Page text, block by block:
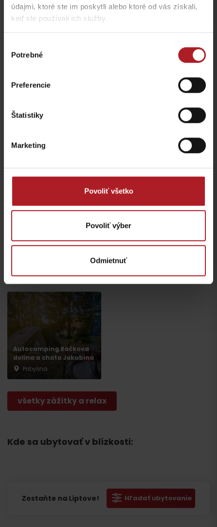
údajmi, ktoré ste im poskytli alebo ktoré od vás získali,
keď ste používali ich služby.
súhlasu
Potrebné
Preferencie
Štatistiky
Marketing
Povoliť všetko
Povoliť výber
Odmietnuť
Pribylina
Aktivity a relax v blízkosti:
Jazda historickým
vláčikom v Skanzene
roľníckom dvore
Autocamping Račkova
dolina a chata Jakubina
Pribylina
všetky zážitky a relax
Kde sa ubytovať v blízkosti:
Zostaňte na Liptove! Hľadať ubytovanie